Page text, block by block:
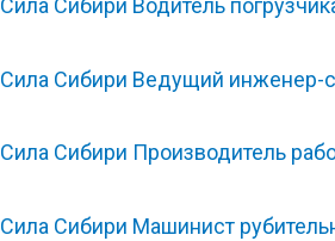
Сила Сибири Водитель
Сила Сибири Ведущий инженер-
Сила Сибири Производитель
Сила Сибири Машинист